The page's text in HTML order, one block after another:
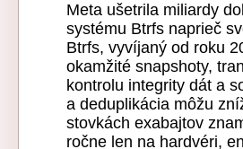
Meta ušetrila miliardy
systému Btrfs naprieč
Btrfs, vyvíjaný od roku
okamžité snapshoty,
kontrolu integrity dát a
a deduplikácia môžu
stovkách exabajtov
ročne len na hardvéri,